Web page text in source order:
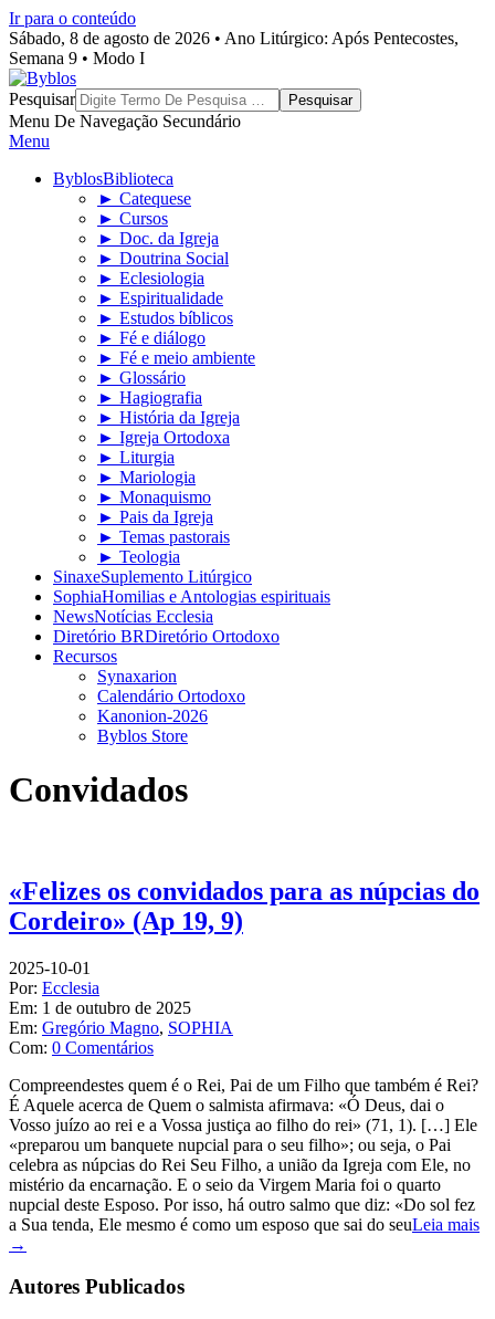
Ir para o conteúdo
Sábado, 8 de agosto de 2026 • Ano Litúrgico: Após Pentecostes,
Semana 9 • Modo I
Byblos
Pesquisar
Menu De Navegação Secundário
Menu
ByblosBiblioteca
► Catequese
► Cursos
► Doc. da Igreja
► Doutrina Social
► Eclesiologia
► Espiritualidade
► Estudos bíblicos
► Fé e diálogo
► Fé e meio ambiente
► Glossário
► Hagiografia
► História da Igreja
► Igreja Ortodoxa
► Liturgia
► Mariologia
► Monaquismo
► Pais da Igreja
► Temas pastorais
► Teologia
SinaxeSuplemento Litúrgico
SophiaHomilias e Antologias espirituais
NewsNotícias Ecclesia
Diretório BRDiretório Ortodoxo
Recursos
Synaxarion
Calendário Ortodoxo
Kanonion-2026
Byblos Store
Convidados
«Felizes os convidados para as núpcias do
Cordeiro» (Ap 19, 9)
2025-10-01
Por: Ecclesia
Em: 1 de outubro de 2025
Em: Gregório Magno, SOPHIA
Com: 0 Comentários
Compreendestes quem é o Rei, Pai de um Filho que também é Rei?
É Aquele acerca de Quem o salmista afirmava: «Ó Deus, dai o
Vosso juízo ao rei e a Vossa justiça ao filho do rei» (71, 1). […] Ele
«preparou um banquete nupcial para o seu filho»; ou seja, o Pai
celebra as núpcias do Rei Seu Filho, a união da Igreja com Ele, no
mistério da encarnação. E o seio da Virgem Maria foi o quarto
nupcial deste Esposo. Por isso, há outro salmo que diz: «Do sol fez
a Sua tenda, Ele mesmo é como um esposo que sai do seuLeia mais
→
Autores Publicados